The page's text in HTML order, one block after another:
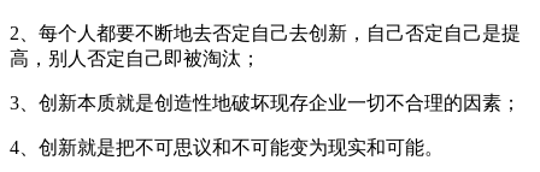
2、每个人都要不断地去否定自己去创新，自己否定自己是提
高，别人否定自己即被淘汰；
3、创新本质就是创造性地破坏现存企业一切不合理的因素；
4、创新就是把不可思议和不可能变为现实和可能。